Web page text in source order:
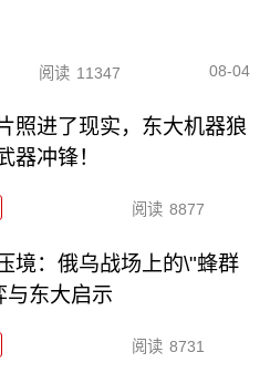
阅读 11347 08-04
照进了现实，东大机器狼
器冲锋！
阅读 8877
境：俄乌战场上的\"蜂群
与东大启示
阅读 8731